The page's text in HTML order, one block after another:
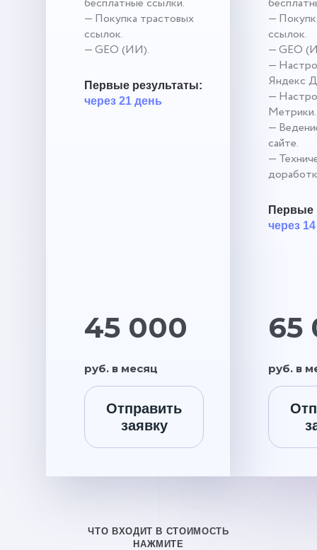
— Покупка трастовых
ссылок.
— GEO (ИИ).
Первые результаты:
через 21 день
45 000
руб. в месяц
Отправить
заявку
—
ссылок.
— GEO
—
Яндекс
—
Метрики.
—
сайте.
—
Первые
через
65
руб. в
ЧТО ВХОДИТ В СТОИМОСТЬ
НАЖМИТЕ